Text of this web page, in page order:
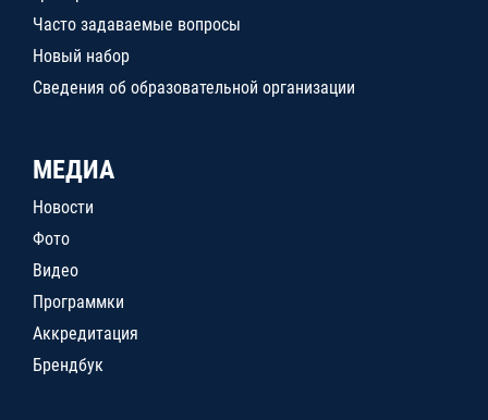
Часто задаваемые вопросы
Новый набор
Сведения об образовательной организации
МЕДИА
Новости
Фото
Видео
Программки
Аккредитация
Брендбук